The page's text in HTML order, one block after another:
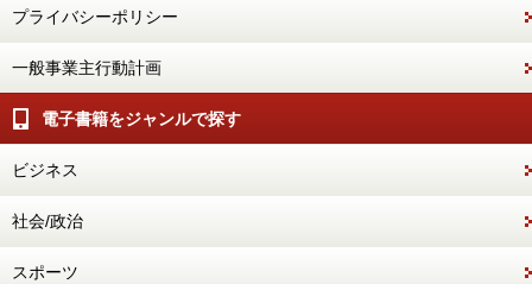
プライバシーポリシー
一般事業主行動計画
電子書籍をジャンルで探す
ビジネス
社会/政治
スポーツ